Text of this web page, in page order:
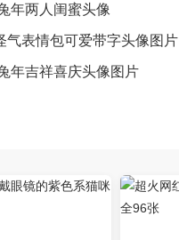
年两人闺蜜头像
气表情包可爱带字头像图片
年吉祥喜庆头像图片